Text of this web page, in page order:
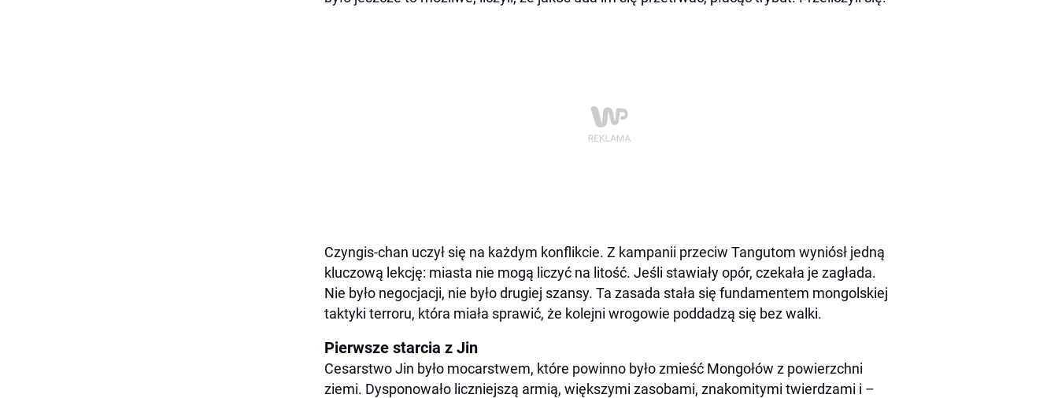
Czyngis-chan uczył się na każdym konflikcie. Z kampanii przeciw Tangutom wyniósł jedną
kluczową lekcję: miasta nie mogą liczyć na litość. Jeśli stawiały opór, czekała je zagłada.
Nie było negocjacji, nie było drugiej szansy. Ta zasada stała się fundamentem mongolskiej
taktyki terroru, która miała sprawić, że kolejni wrogowie poddadzą się bez walki.
Pierwsze starcia z Jin
Cesarstwo Jin było mocarstwem, które powinno było zmieść Mongołów z powierzchni
ziemi. Dysponowało liczniejszą armią, większymi zasobami, znakomitymi twierdzami i –